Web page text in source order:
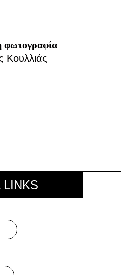
φωτογραφία
Κουλλιάς